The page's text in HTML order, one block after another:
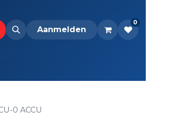
Aanmelden
0
0 ACCU